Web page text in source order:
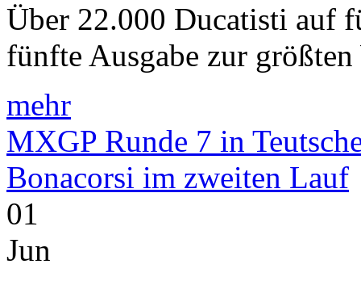
Über 22.000 Ducatisti auf
fünfte Ausgabe zur
mehr
MXGP Runde 7 in
Bonacorsi im zweiten Lauf
01
Jun